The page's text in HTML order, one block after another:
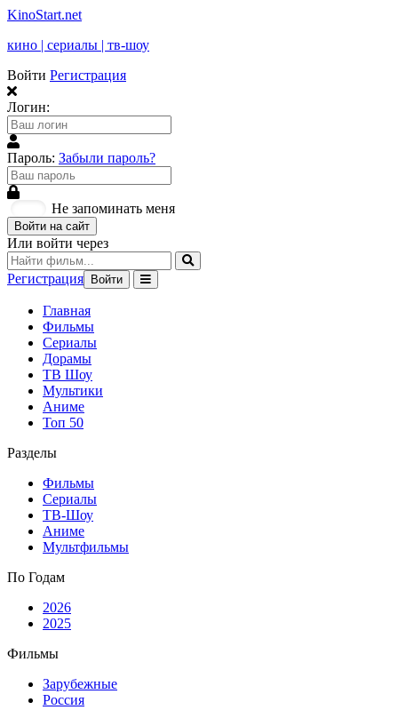
KinoStart.net
кино | сериалы | тв-шоу
Войти Регистрация
Логин:
Пароль: Забыли пароль?
Не запоминать меня
Войти на сайт
Или войти через
Регистрация Войти
Главная
Фильмы
Сериалы
Дорамы
ТВ Шоу
Мультики
Аниме
Топ 50
Разделы
Фильмы
Сериалы
ТВ-Шоу
Аниме
Мультфильмы
По Годам
2026
2025
Фильмы
Зарубежные
Россия